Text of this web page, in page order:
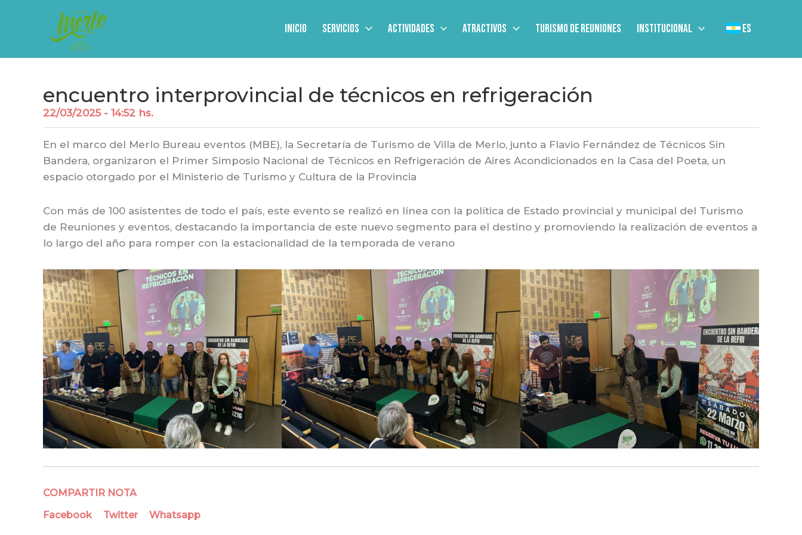
contenido
Inicio Servicios Actividades Atractivos Turismo de Reuniones Institucional ES
encuentro interprovincial de técnicos en refrigeración
22/03/2025 - 14:52 hs.
En el marco del Merlo Bureau eventos (MBE), la Secretaría de Turismo de Villa de Merlo, junto a Flavio Fernández de Técnicos Sin
Bandera, organizaron el Primer Simposio Nacional de Técnicos en Refrigeración de Aires Acondicionados en la Casa del Poeta, un
espacio otorgado por el Ministerio de Turismo y Cultura de la Provincia
Con más de 100 asistentes de todo el país, este evento se realizó en línea con la política de Estado provincial y municipal del Turismo
de Reuniones y eventos, destacando la importancia de este nuevo segmento para el destino y promoviendo la realización de eventos a
lo largo del año para romper con la estacionalidad de la temporada de verano
COMPARTIR NOTA
Facebook
Twitter Whatsapp